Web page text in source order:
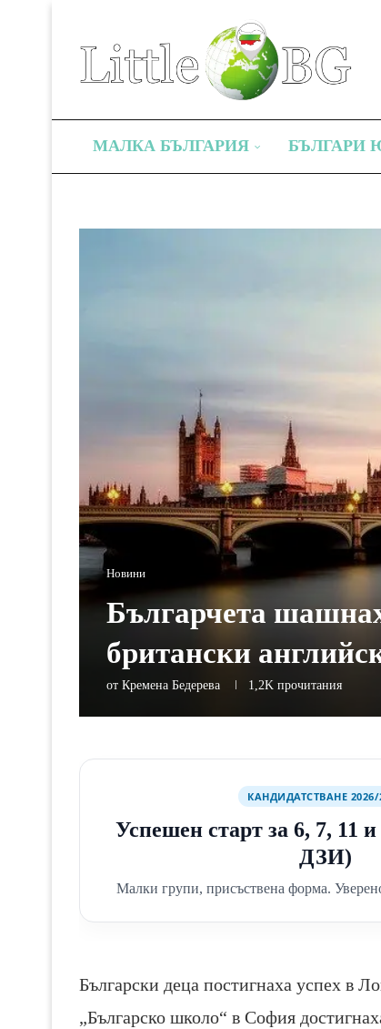
МАЛКА БЪЛГАРИЯ БЪЛГАРИ
Новини
Българчета
британски
от Кремена Бедерева 1,2K прочитания
КАНДИДАТСТВАНЕ 2026/
Успешен старт за 6, 7, 11
ДЗИ)
Малки групи, присъствена форма.
Български деца постигнаха успех в
„Българско школо“ в София